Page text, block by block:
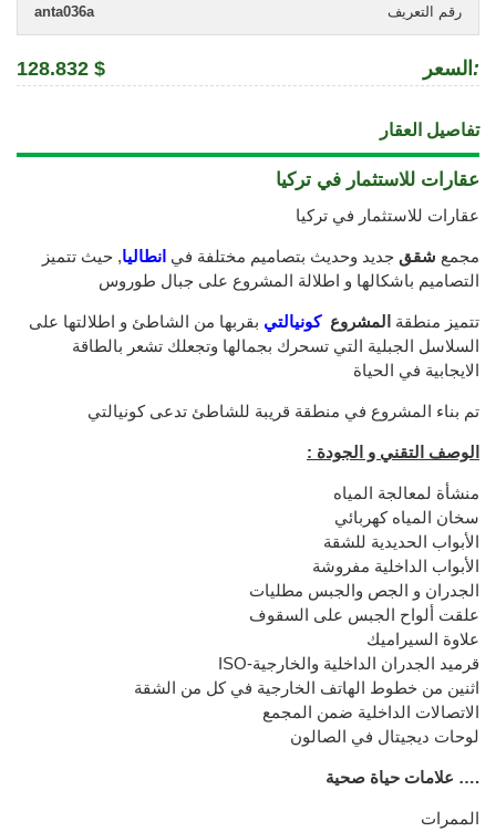
رقم التعريف anta036a
السعر :
128.832 $
تفاصيل العقار
عقارات للاستثمار في تركيا
عقارات للاستثمار في تركيا
مجمع شقق جديد وحديث بتصاميم مختلفة في انطاليا, حيث تتميز
التصاميم باشكالها و اطلالة المشروع على جبال طوروس
تتميز منطقة المشروع كونيالتي بقربها من الشاطئ و اطلالتها على
السلاسل الجبلية التي تسحرك بجمالها وتجعلك تشعر بالطاقة
الايجابية في الحياة
تم بناء المشروع في منطقة قريبة للشاطئ تدعى كونيالتي
: الوصف التقني و الجودة
منشأة لمعالجة المياه
سخان المياه كهربائي
الأبواب الحديدية للشقة
الأبواب الداخلية مفروشة
الجدران و الجص والجبس مطليات
علقت ألواح الجبس على السقوف
علاوة السيراميك
ISO-قرميد الجدران الداخلية والخارجية
اثنين من خطوط الهاتف الخارجية في كل من الشقة
الاتصالات الداخلية ضمن المجمع
لوحات ديجيتال في الصالون
علامات حياة صحية ….
الممرات